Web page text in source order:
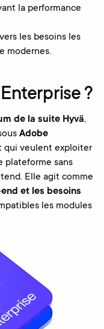
la performance
les besoins les
modernes.
?
de la suite Hyvä,
Adobe
qui veulent exploiter
plateforme sans
Elle agit comme
et les besoins
les modules